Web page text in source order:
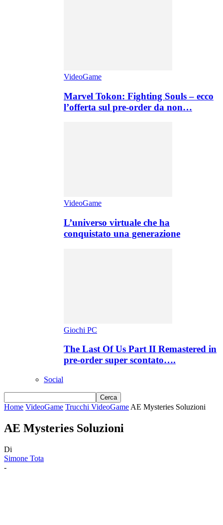
VideoGame
Marvel Tokon: Fighting Souls – ecco
l’offerta sul pre-order da non…
VideoGame
L’universo virtuale che ha
conquistato una generazione
Giochi PC
The Last Of Us Part II Remastered in
pre-order super scontato….
Social
Home VideoGame Trucchi VideoGame AE Mysteries Soluzioni
AE Mysteries Soluzioni
Di
Simone Tota
-